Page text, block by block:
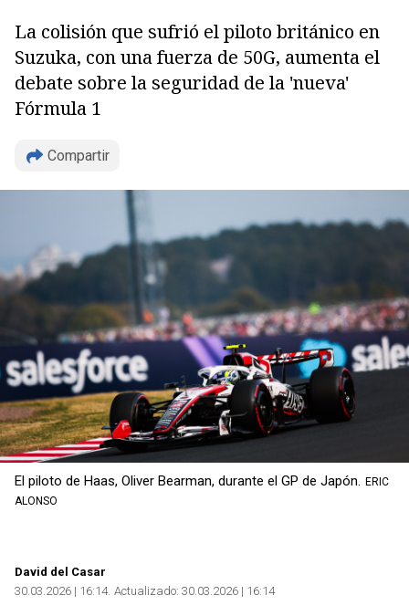
La colisión que sufrió el piloto británico en
Suzuka, con una fuerza de 50G, aumenta el
debate sobre la seguridad de la 'nueva'
Fórmula 1
Compartir
Copiar
El piloto de Haas, Oliver Bearman, durante el GP de Japón. ERIC
ALONSO
David del Casar
30.03.2026 | 16:14 Actualizado: 30.03.2026 | 16:14